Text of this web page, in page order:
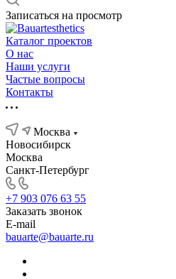
Записаться на просмотр
Каталог проектов
О нас
Наши услуги
Частые вопросы
Контакты
Москва
Новосибирск
Москва
Санкт-Петербург
+7 903 076 63 55
Заказать звонок
E-mail
bauarte@bauarte.ru